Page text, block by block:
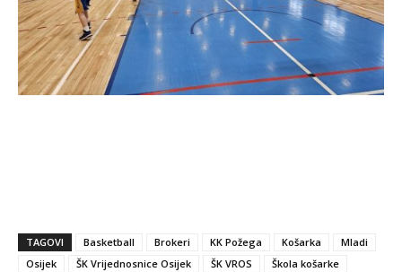
TAGOVI Basketball Brokeri KK Požega Košarka
Mladi
Osijek
ŠK Vrijednosnice Osijek ŠK VROS
Škola košarke